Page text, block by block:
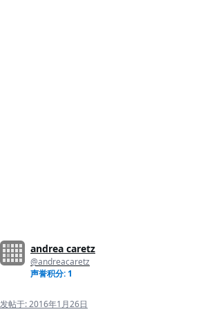
andrea caretz
@andreacaretz
声誉积分: 1
发帖于:2016年1月26日